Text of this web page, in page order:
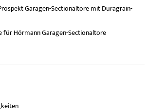
Garagen-Sectionaltore mit Duragrain-
für Hörmann Garagen-Sectionaltore